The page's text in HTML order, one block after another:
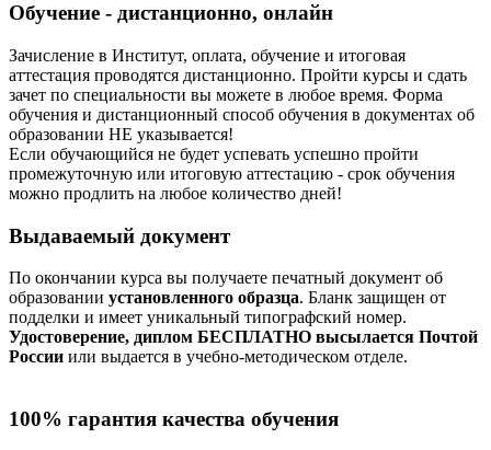
Обучение - дистанционно, онлайн
Зачисление в Институт, оплата, обучение и итоговая
аттестация проводятся дистанционно. Пройти курсы и сдать
зачет по специальности вы можете в любое время. Форма
обучения и дистанционный способ обучения в документах об
образовании НЕ указывается!
Если обучающийся не будет успевать успешно пройти
промежуточную или итоговую аттестацию - срок обучения
можно продлить на любое количество дней!
Выдаваемый документ
По окончании курса вы получаете печатный документ об
образовании установленного образца. Бланк защищен от
подделки и имеет уникальный типографский номер.
Удостоверение, диплом БЕСПЛАТНО высылается Почтой
России или выдается в учебно-методическом отделе.
100% гарантия качества обучения